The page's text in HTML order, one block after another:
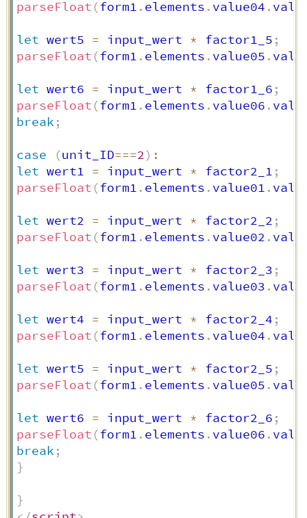
parseFloat (form1 . elements . value04 .
let wert5 = input_wert * factor1_5 ;
parseFloat (form1 . elements . value05 .
let wert6 = input_wert * factor1_6 ;
parseFloat (form1 . elements . value06 .
break ;
case (unit_ID===2) :
let wert1 = input_wert * factor2_1 ;
parseFloat (form1 . elements . value01 .
let wert2 = input_wert * factor2_2 ;
parseFloat (form1 . elements . value02 .
let wert3 = input_wert * factor2_3 ;
parseFloat (form1 . elements . value03 .
let wert4 = input_wert * factor2_4 ;
parseFloat (form1 . elements . value04 .
let wert5 = input_wert * factor2_5 ;
parseFloat (form1 . elements . value05 .
let wert6 = input_wert * factor2_6 ;
parseFloat (form1 . elements . value06 .
break ;
}
}